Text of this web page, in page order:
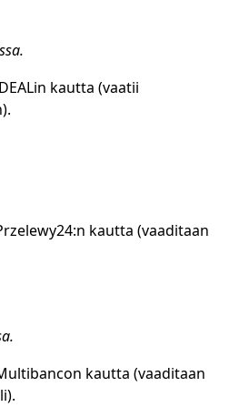
kautta (vaatii
kautta (vaaditaan
kautta (vaaditaan